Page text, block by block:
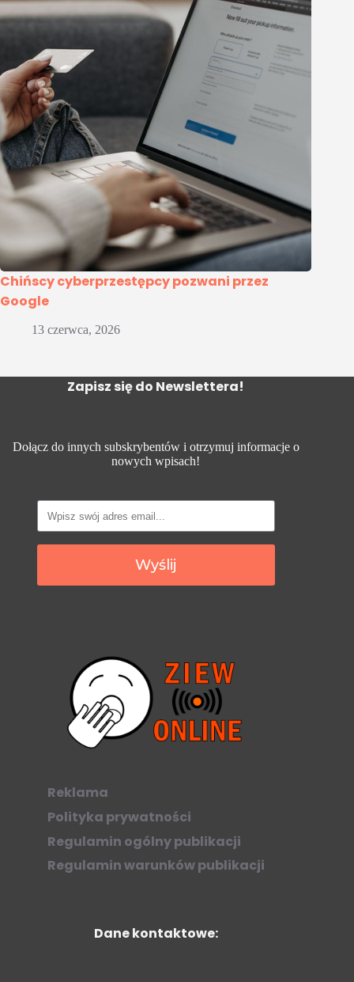
Chińscy cyberprzestępcy pozwani przez
Google
13 czerwca, 2026
Zapisz się do Newslettera!
Dołącz do innych subskrybentów i otrzymuj informacje o
nowych wpisach!
Wyślij
Reklama
Polityka prywatności
Regulamin ogólny publikacji
Regulamin warunków publikacji
Dane kontaktowe: